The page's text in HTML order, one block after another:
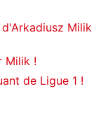
Milik
Milik !
de Ligue 1 !